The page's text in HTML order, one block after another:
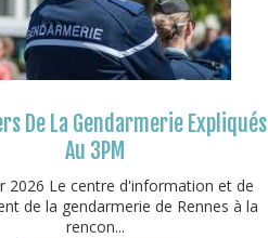
De La Gendarmerie Expliqués
Au 3PM
2026 Le centre d'information et de
de la gendarmerie de Rennes à la
rencon...